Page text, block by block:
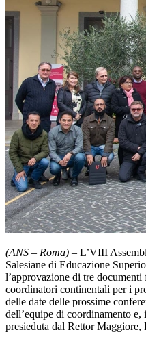
(ANS – Roma) – L’VIII
Salesiane di Educazione
l’approvazione di tre documenti
coordinatori continentali per i
delle date delle prossime
dell’equipe di coordinamento
presieduta dal Rettor